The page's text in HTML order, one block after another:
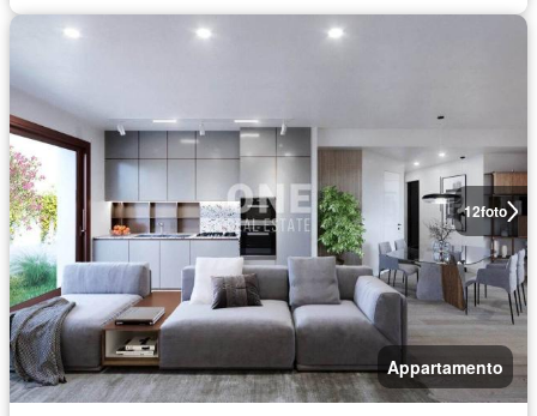
12foto
Appartamento